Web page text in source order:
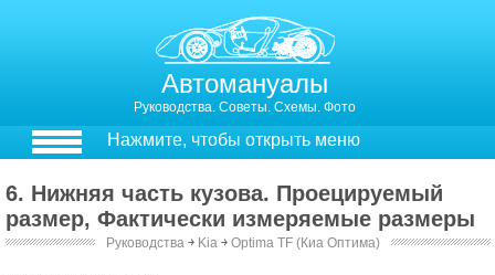
Автомануалы
Руководства. Советы. Схемы. Фото
Нажмите, чтобы открыть меню
6. Нижняя часть кузова. Проецируемый
размер, Фактически измеряемые размеры
Руководства ￫ Kia ￫ Optima TF (Киа Оптима)